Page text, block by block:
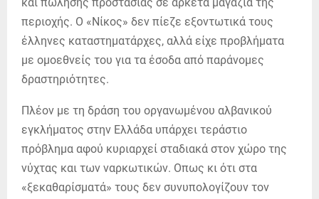
περιοχής. Ο «Νίκος» δεν πίεζε εξοντωτικά τους
έλληνες καταστηματάρχες, αλλά είχε προβλήματα
με ομοεθνείς του για τα έσοδα από παράνομες
δραστηριότητες.
Πλέον με τη δράση του οργανωμένου αλβανικού
εγκλήματος στην Ελλάδα υπάρχει τεράστιο
πρόβλημα αφού κυριαρχεί σταδιακά στον χώρο της
νύχτας και των ναρκωτικών. Οπως κι ότι στα
«ξεκαθαρίσματά» τους δεν συνυπολογίζουν τον